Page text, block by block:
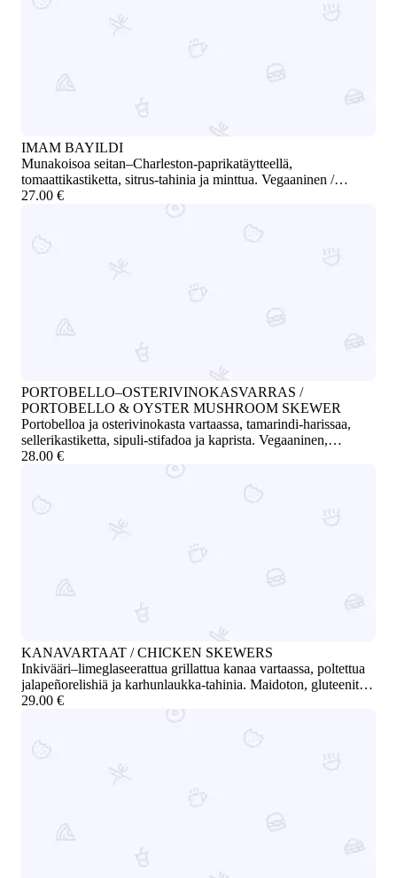
IMAM BAYILDI
Munakoisoa seitan–Charleston-paprikatäytteellä,
tomaattikastiketta, sitrus-tahinia ja minttua. Vegaaninen /
Eggplant stuffed with seitan and Charleston peppers, served
with tomato sauce, citrus tahini, and mint. Vegan
27.00 €
PORTOBELLO–OSTERIVINOKASVARRAS /
PORTOBELLO & OYSTER MUSHROOM SKEWER
Portobelloa ja osterivinokasta vartaassa, tamarindi-harissaa,
sellerikastiketta, sipuli-stifadoa ja kaprista. Vegaaninen,
gluteeniton. Sisältää mantelia / Skewer of portobello and oyster
mushrooms with tamarind harissa, celery sauce, onion stifado,
and capers. Vegan, gluten-free. Contains almonds
28.00 €
KANAVARTAAT / CHICKEN SKEWERS
Inkivääri–limeglaseerattua grillattua kanaa vartaassa, poltettua
jalapeñorelishiä ja karhunlaukka-tahinia. Maidoton, gluteeniton
/ Grilled chicken skewers glazed with ginger and lime, served
with charred jalapeño relish and wild garlic tahini. Dairy-free,
29.00 €